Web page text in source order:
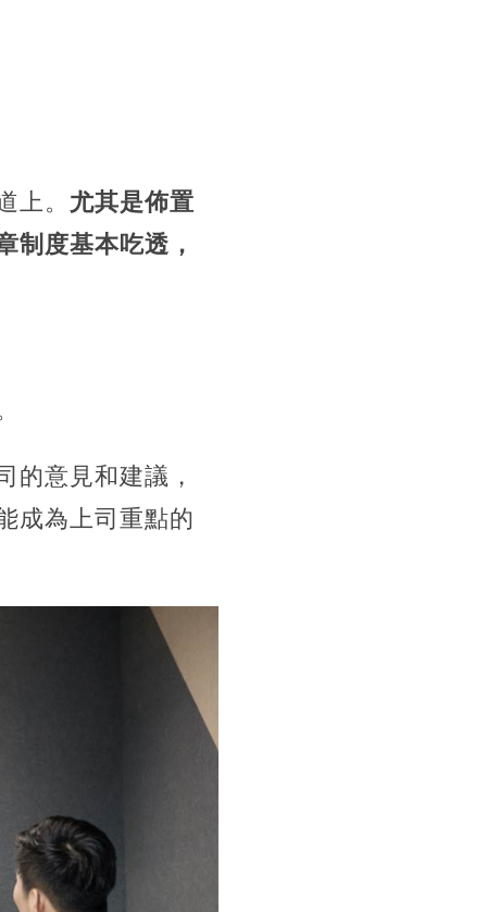
上。 尤其是佈置
制度基本吃透，
的意見和建議，
成為上司重點的